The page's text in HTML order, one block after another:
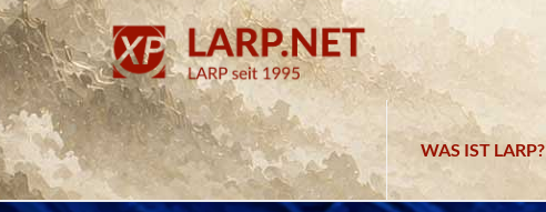
WAS IST LARP?